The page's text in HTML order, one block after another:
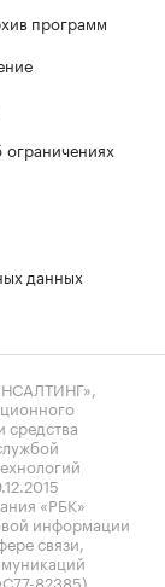
программ
данных
средства
«РБК»
информации
связи,
82385)